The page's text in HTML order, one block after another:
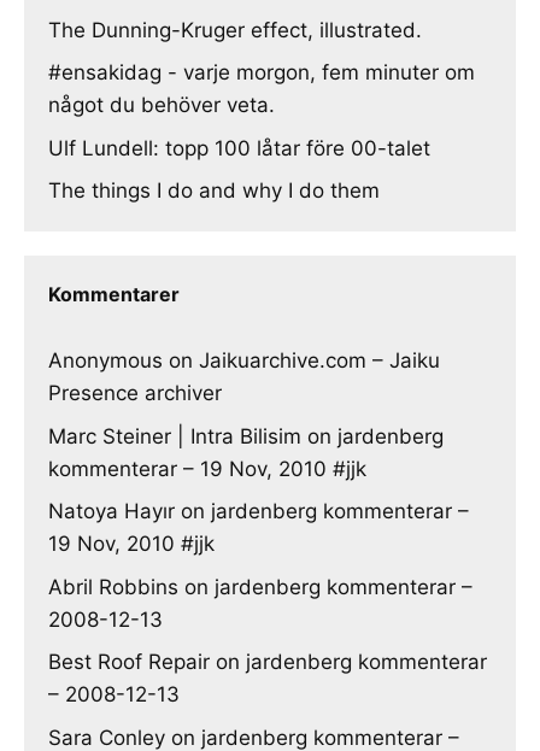
The Dunning-Kruger effect, illustrated.
#ensakidag - varje morgon, fem minuter om
något du behöver veta.
Ulf Lundell: topp 100 låtar före 00-talet
The things I do and why I do them
Kommentarer
Anonymous on Jaikuarchive.com – Jaiku
Presence archiver
Marc Steiner | Intra Bilisim on jardenberg
kommenterar – 19 Nov, 2010 #jjk
Natoya Hayır on jardenberg kommenterar –
19 Nov, 2010 #jjk
Abril Robbins on jardenberg kommenterar –
2008-12-13
Best Roof Repair on jardenberg kommenterar
– 2008-12-13
Sara Conley on jardenberg kommenterar –